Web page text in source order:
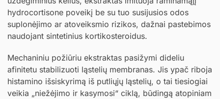
hydrocortisone poveikį be su tuo susijusios odos
suplonėjimo ar atoveiksmio rizikos, dažnai pastebimos
naudojant sintetinius kortikosteroidus.
Mechaniniu požiūriu ekstraktas pasižymi dideliu
afinitetu stabilizuoti ląstelių membranas. Jis ypač riboja
histamino išsiskyrimą iš putliųjų ląstelių, o tai tiesiogiai
veikia „niežėjimo ir kasymosi“ ciklą, būdingą atopiniam